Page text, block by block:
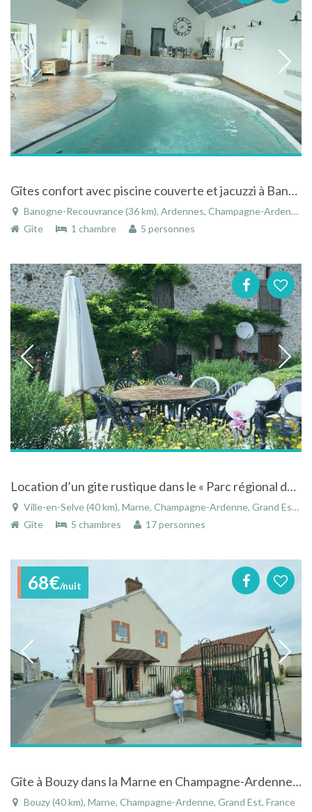
Gîtes confort avec piscine couverte et jacuzzi à Banogne-Recouvrance dans les Ardennes françaises
Banogne-Recouvrance (36 km), Ardennes, Champagne-Ardenne, Grand Est, France
Gîte
1 chambre 5 personnes
Location d’un gite rustique dans le « Parc régional de la montagne de Reims »
Ville-en-Selve (40 km), Marne, Champagne-Ardenne, Grand Est, France
Gîte
5 chambres 17 personnes
68€/nuit
Gîte à Bouzy dans la Marne en Champagne-Ardenne au coeur du vignoble champenois
Bouzy (40 km), Marne, Champagne-Ardenne, Grand Est, France